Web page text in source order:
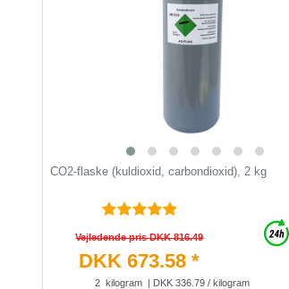
CO2-flaske (kuldioxid, carbondioxid), 2 kg
Vejledende pris DKK 816.49
DKK 673.58 *
2 kilogram
| DKK 336.79 / kilogram